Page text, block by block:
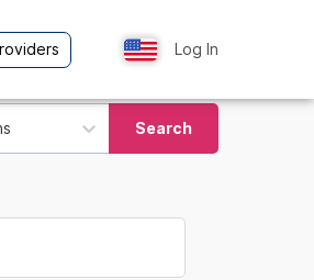
Log In
Search